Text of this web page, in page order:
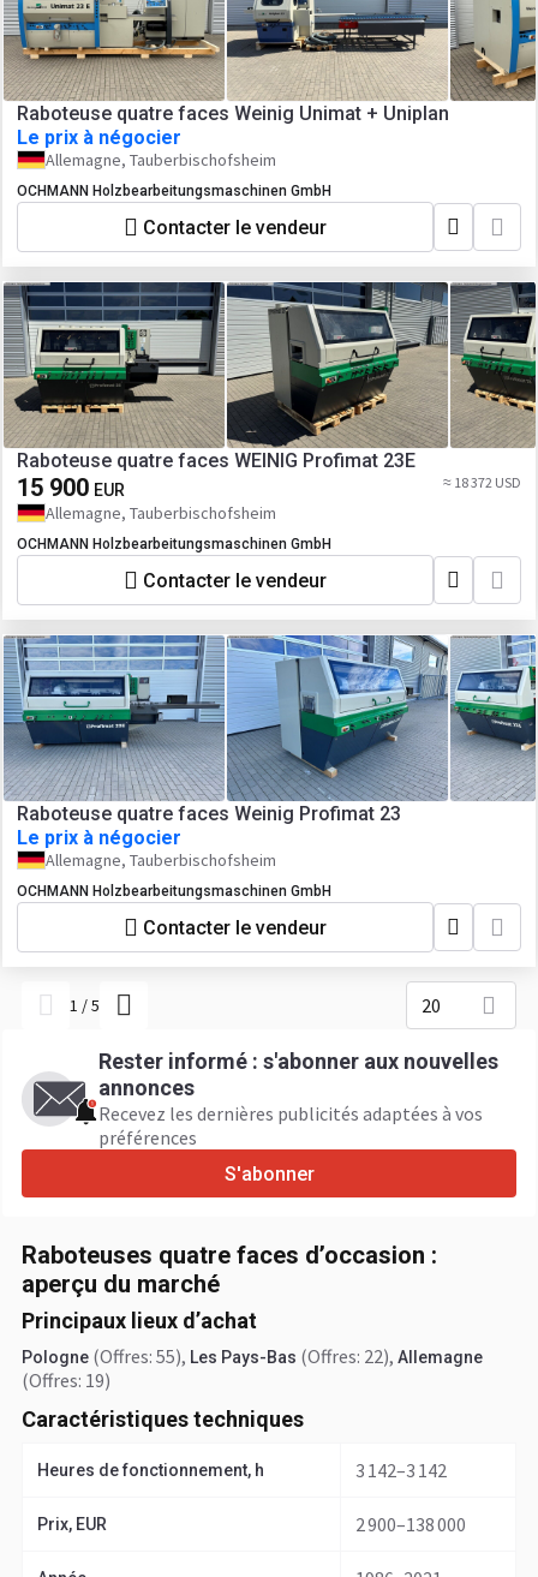
Raboteuse quatre faces Weinig Unimat + Uniplan
Le prix à négocier
Allemagne, Tauberbischofsheim
OCHMANN Holzbearbeitungsmaschinen GmbH
Contacter le vendeur
Raboteuse quatre faces WEINIG Profimat 23E
15 900 EUR ≈ 18 372 USD
Allemagne, Tauberbischofsheim
OCHMANN Holzbearbeitungsmaschinen GmbH
Contacter le vendeur
Raboteuse quatre faces Weinig Profimat 23
Le prix à négocier
Allemagne, Tauberbischofsheim
OCHMANN Holzbearbeitungsmaschinen GmbH
Contacter le vendeur
1 /5 20
Rester informé : s'abonner aux nouvelles
annonces
Recevez les dernières publicités adaptées à vos
préférences
S'abonner
Raboteuses quatre faces d’occasion :
aperçu du marché
Principaux lieux d’achat
Pologne (Offres: 55), Les Pays-Bas (Offres: 22), Allemagne
(Offres: 19)
Caractéristiques techniques
Heures de fonctionnement, h 3 142–3 142
Prix, EUR 2 900–138 000